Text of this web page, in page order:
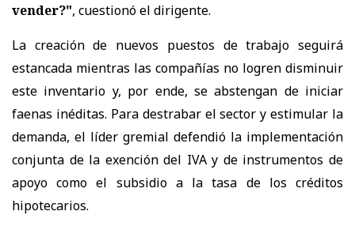
vender?", cuestionó el dirigente.
La creación de nuevos puestos de trabajo seguirá
estancada mientras las compañías no logren disminuir
este inventario y, por ende, se abstengan de iniciar
faenas inéditas. Para destrabar el sector y estimular la
demanda, el líder gremial defendió la implementación
conjunta de la exención del IVA y de instrumentos de
apoyo como el subsidio a la tasa de los créditos
hipotecarios.